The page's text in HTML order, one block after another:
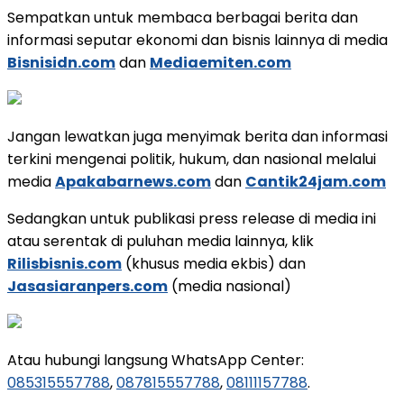
Sempatkan untuk membaca berbagai berita dan
informasi seputar ekonomi dan bisnis lainnya di media
Bisnisidn.comdan Mediaemiten.com
Jangan lewatkan juga menyimak berita dan informasi
terkini mengenai politik, hukum, dan nasional melalui
mediaApakabarnews.comdan Cantik24jam.com
Sedangkan untuk publikasi press release di media ini
atau serentak di puluhan media lainnya, klik
Rilisbisnis.com (khusus media ekbis) dan
Jasasiaranpers.com (media nasional)
Atau hubungi langsung WhatsApp Center:
085315557788,087815557788,08111157788.